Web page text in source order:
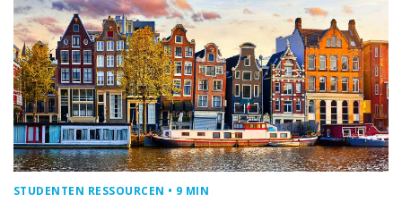
STUDENTEN RESSOURCEN • 9 MIN